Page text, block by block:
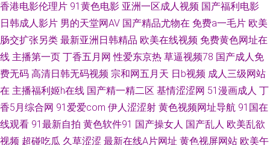
区 午夜青青草一区 99福利视频网 黄色网页大全 日韩免费毛片 草逼国产 久
久资源站导航 深夜AV影视 91孕妇在线观看
香港电影伦理片 91黄色电影 亚洲一区成人视频 国产福利电影
日韩成人影片 男的天堂网AV 国产精品尤物在 免费a一毛片 欧美
肠交扩张另类 最新亚洲日韩精品 欧美在线视频 免费黄色网址在
线 主播第一页 丁香五月网 性爱东京热 草逼视频78 国产成人免
费无码 高清日韩无码视频 宗和网五月天 日b视频 成人三级网站
在 主播福利姬h在线 国产精一精二区 基情涩涩网 51漫画成人 丁
香5月综合网 91爱爱com 伊人涩涩射 黄色视频网址导航 91国在
线观看 91最新自拍 黄色软件91 国产操女人 国产乱人 欧美乱欲
视频 超碰吃瓜 久草涩涩 最新在线A片网址 黄色视屏网站 欧美午